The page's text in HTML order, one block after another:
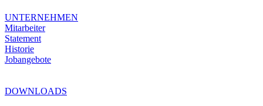
UNTERNEHMEN
Mitarbeiter
Statement
Historie
Jobangebote
DOWNLOADS